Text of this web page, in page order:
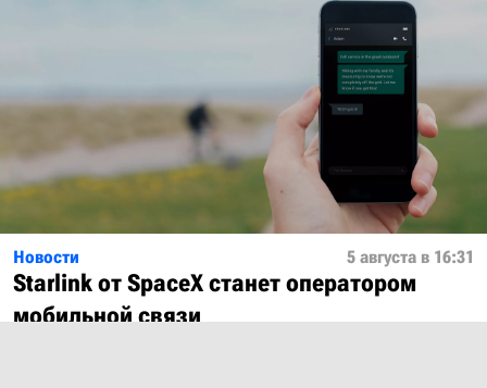
Новости 5 августа в 16:31
Starlink от SpaceX станет оператором
мобильной связи